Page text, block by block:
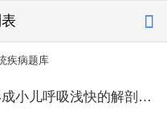

疾病题库
[单选,A1型题] 下列哪项不是形成小儿呼吸浅快的解剖生理基础（）